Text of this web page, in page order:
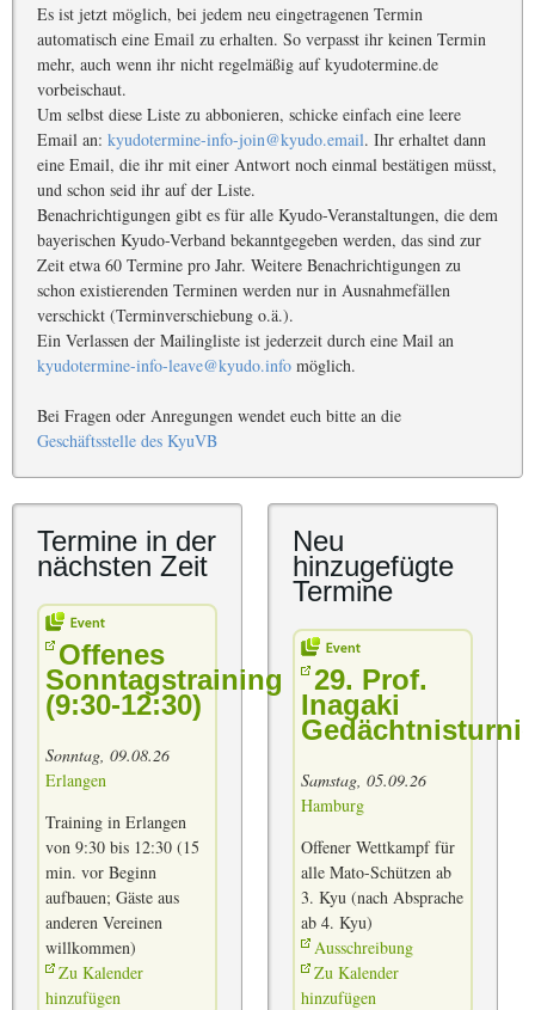
Es ist jetzt möglich, bei jedem neu eingetragenen Termin
automatisch eine Email zu erhalten. So verpasst ihr keinen Termin
mehr, auch wenn ihr nicht regelmäßig auf kyudotermine.de
vorbeischaut.
Um selbst diese Liste zu abbonieren, schicke einfach eine leere
Email an: kyudotermine-info-join@kyudo.email. Ihr erhaltet dann
eine Email, die ihr mit einer Antwort noch einmal bestätigen müsst,
und schon seid ihr auf der Liste.
Benachrichtigungen gibt es für alle Kyudo-Veranstaltungen, die dem
bayerischen Kyudo-Verband bekanntgegeben werden, das sind zur
Zeit etwa 60 Termine pro Jahr. Weitere Benachrichtigungen zu
schon existierenden Terminen werden nur in Ausnahmefällen
verschickt (Terminverschiebung o.ä.).
Ein Verlassen der Mailingliste ist jederzeit durch eine Mail an
kyudotermine-info-leave@kyudo.infomöglich.
Bei Fragen oder Anregungen wendet euch bitte an die
Geschäftsstelle des KyuVB
Termine in der
nächsten Zeit
Offenes
Sonntagstraining
(9:30-12:30)
Sonntag, 09.08.26
Erlangen
Training in Erlangen
von 9:30 bis 12:30 (15
min. vor Beginn
aufbauen; Gäste aus
anderen Vereinen
willkommen)
Zu Kalender
hinzufügen
Neu
hinzugefügte
Termine
29. Prof.
Inagaki
Samstag, 05.09.26
Hamburg
Offener Wettkampf für
alle Mato-Schützen ab
3. Kyu (nach Absprache
ab 4. Kyu)
Ausschreibung
Zu Kalender
hinzufügen